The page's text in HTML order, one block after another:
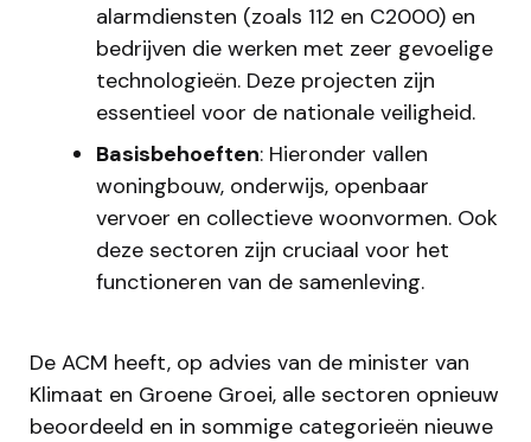
alarmdiensten (zoals 112 en C2000) en
bedrijven die werken met zeer gevoelige
technologieën. Deze projecten zijn
essentieel voor de nationale veiligheid.
Basisbehoeften: Hieronder vallen
woningbouw, onderwijs, openbaar
vervoer en collectieve woonvormen. Ook
deze sectoren zijn cruciaal voor het
functioneren van de samenleving.
De ACM heeft, op advies van de minister van
Klimaat en Groene Groei, alle sectoren opnieuw
beoordeeld en in sommige categorieën nieuwe